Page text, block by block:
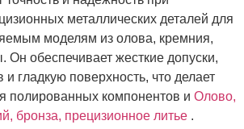
металлических деталей для
моделям из олова, кремния,
обеспечивает жесткие допуски,
и гладкую поверхность, что делает
полированных компонентов и Олово,
бронза, прецизионное литье .